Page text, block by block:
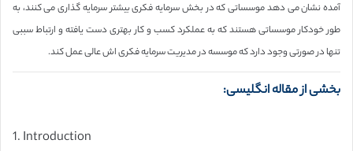
آمده نشان می دهد موسساتی که در بخش سرمایه فکری بیشتر سرمایه گذاری می کنند، به
طور خودکار موسساتی هستند که به عملکرد کسب و کار بهتری دست یافته و ارتباط سببی
تنها در صورتی وجود دارد که موسسه در مدیریت سرمایه فکری اش عالی عمل کند.
بخشی از مقاله انگلیسی:
1. Introduction